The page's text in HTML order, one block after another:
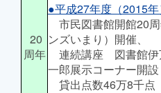
20
周年
●平成27年度（2015年
市民図書館開館20
ンズいまり）開催、
連続講座 図書館伊
一郎展示コーナー開設
貸出点数46万8千点